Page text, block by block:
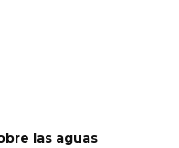
las aguas